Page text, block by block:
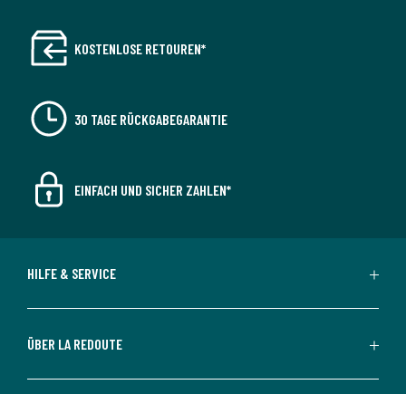
KOSTENLOSE RETOUREN*
30 TAGE RÜCKGABEGARANTIE
EINFACH UND SICHER ZAHLEN*
HILFE & SERVICE
ÜBER LA REDOUTE